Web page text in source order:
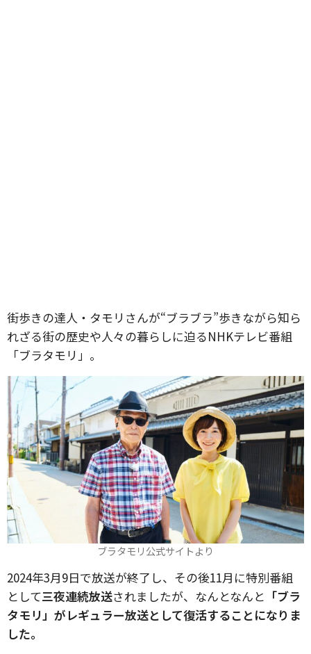
街歩きの達人・タモリさんが“ブラブラ”歩きながら知ら
れざる街の歴史や人々の暮らしに迫るNHKテレビ番組
「ブラタモリ」。
ブラタモリ公式サイトより
2024年3月9日で放送が終了し、その後11月に特別番組
として三夜連続放送されましたが、なんとなんと 「ブラ
タモリ」がレギュラー放送として復活することになりま
した。